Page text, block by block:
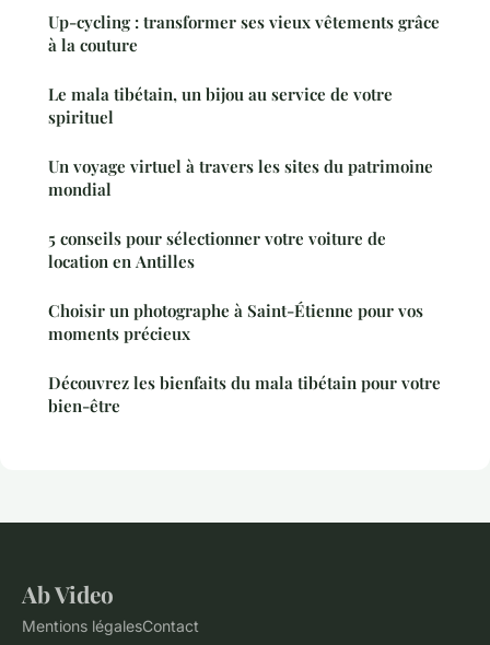
Up-cycling : transformer ses vieux vêtements grâce
à la couture
Le mala tibétain, un bijou au service de votre
spirituel
Un voyage virtuel à travers les sites du patrimoine
mondial
5 conseils pour sélectionner votre voiture de
location en Antilles
Choisir un photographe à Saint-Étienne pour vos
moments précieux
Découvrez les bienfaits du mala tibétain pour votre
bien-être
Ab Video
Mentions légalesContact